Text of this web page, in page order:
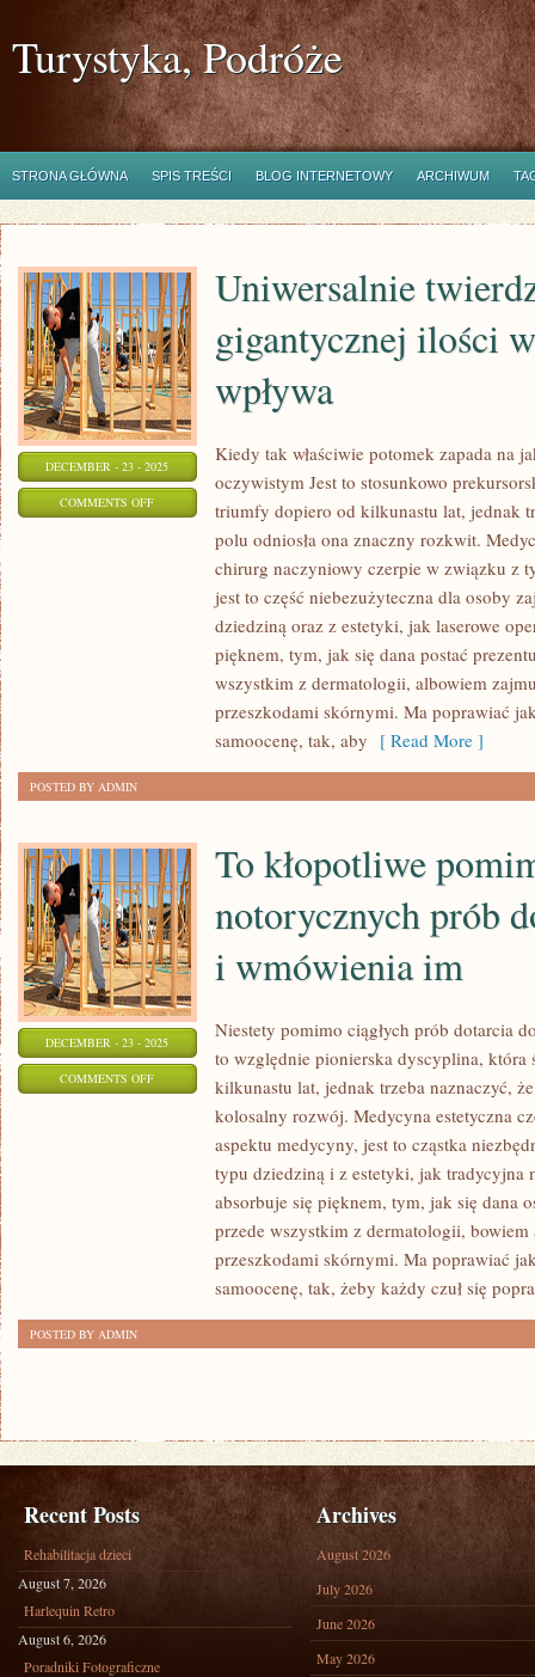
Turystyka, Podróże
STRONA GŁÓWNA SPIS TREŚCI BLOG INTERNETOWY ARCHIWUM
DECEMBER - 23 - 2025
COMMENTS OFFON
UNIWERSALNIE
GIGANTYCZNEJ
KORZYSTNIE
WPŁYWA
Uniwersalnie
gigantycznej ilości
wpływa
Kiedy tak właściwie potomek zapada na
oczywistym Jest to stosunkowo
triumfy dopiero od kilkunastu lat, jednak
polu odniosła ona znaczny rozkwit.
chirurg naczyniowy czerpie w związku z
jest to część niebezużyteczna dla osoby
dziedziną oraz z estetyki, jak laserowe
pięknem, tym, jak się dana postać
wszystkim z dermatologii, albowiem
przeszkodami skórnymi. Ma poprawiać
samoocenę, tak, aby [ Read More ]
POSTED BY ADMIN
DECEMBER - 23 - 2025
COMMENTS OFFON
NOTORYCZNYCH
LUDZI
I
To kłopotliwe
notorycznych prób
i wmówienia im
Niestety pomimo ciągłych prób dotarcia
to względnie pionierska dyscyplina,
kilkunastu lat, jednak trzeba naznaczyć,
kolosalny rozwój. Medycyna estetyczna
aspektu medycyny, jest to cząstka
typu dziedziną i z estetyki, jak tradycyjna
absorbuje się pięknem, tym, jak się dana
przede wszystkim z dermatologii, bowiem
przeszkodami skórnymi. Ma poprawiać
samoocenę, tak, żeby każdy czuł się
POSTED BY ADMIN
Recent Posts
Rehabilitacja dzieci
August 7, 2026
Harlequin Retro
August 6, 2026
Poradniki Fotograficzne
Archives
August 2026
July 2026
June 2026
May 2026